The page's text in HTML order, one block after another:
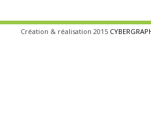
Création & réalisation 2015